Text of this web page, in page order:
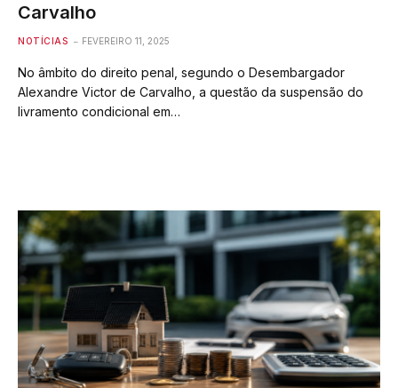
Carvalho
NOTÍCIAS FEVEREIRO 11, 2025
No âmbito do direito penal, segundo o Desembargador
Alexandre Victor de Carvalho, a questão da suspensão do
livramento condicional em…